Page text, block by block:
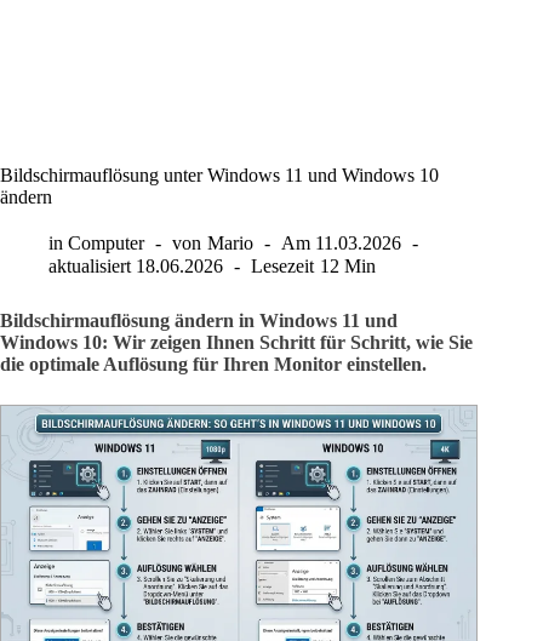
Bildschirmauflösung unter Windows 11 und Windows 10
ändern
in Computer von Mario Am 11.03.2026
aktualisiert 18.06.2026 Lesezeit 12 Min
Bildschirmauflösung ändern in Windows 11 und
Windows 10: Wir zeigen Ihnen Schritt für Schritt, wie Sie
die optimale Auflösung für Ihren Monitor einstellen.